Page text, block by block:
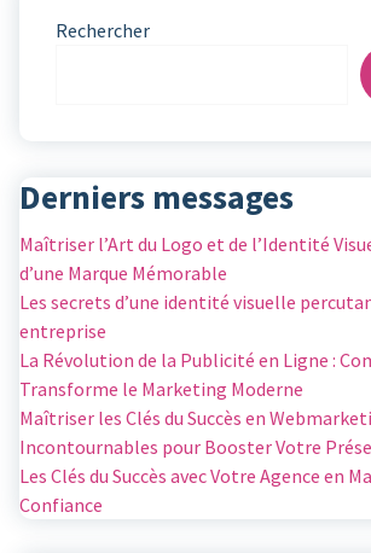
Rechercher
Derniers messages
Maîtriser l’Art du Logo et de l’Identité
d’une Marque Mémorable
Les secrets d’une identité visuelle
entreprise
La Révolution de la Publicité en Ligne :
Transforme le Marketing Moderne
Maîtriser les Clés du Succès en
Incontournables pour Booster Votre
Les Clés du Succès avec Votre Agence en
Confiance